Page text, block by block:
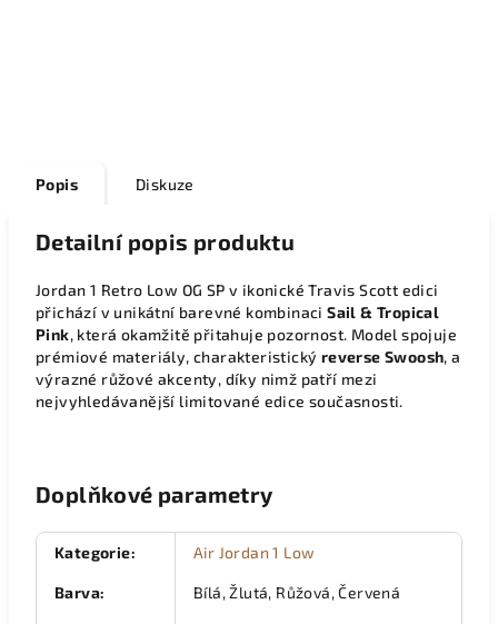
Popis Diskuze
Detailní popis produktu
Jordan 1 Retro Low OG SP v ikonické Travis Scott edici
přichází v unikátní barevné kombinaciSail & Tropical
Pink, která okamžitě přitahuje pozornost. Model spojuje
prémiové materiály, charakteristický reverse Swoosh, a
výrazné růžové akcenty, díky nimž patří mezi
nejvyhledávanější limitované edice současnosti.
Doplňkové parametry
Kategorie: Air Jordan 1 Low
Barva: Bílá, Žlutá, Růžová, Červená